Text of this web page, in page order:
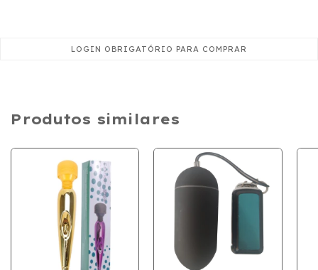
Produtos similares